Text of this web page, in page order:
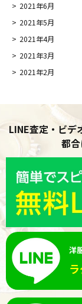
2021年6月
2021年5月
2021年4月
2021年3月
2021年2月
LINE査定・ビデ
都
洋